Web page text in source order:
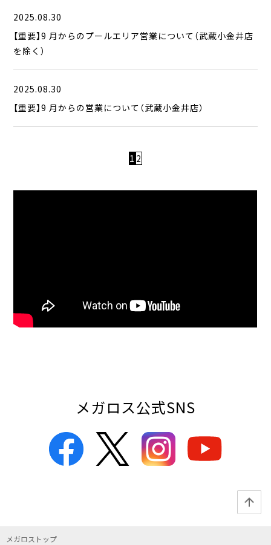
2025.08.30
【重要】9 月からのプールエリア営業について（武蔵小金井店
を除く）
2025.08.30
【重要】9 月からの営業について（武蔵小金井店）
1 2
メガロス公式SNS
メガロストップ